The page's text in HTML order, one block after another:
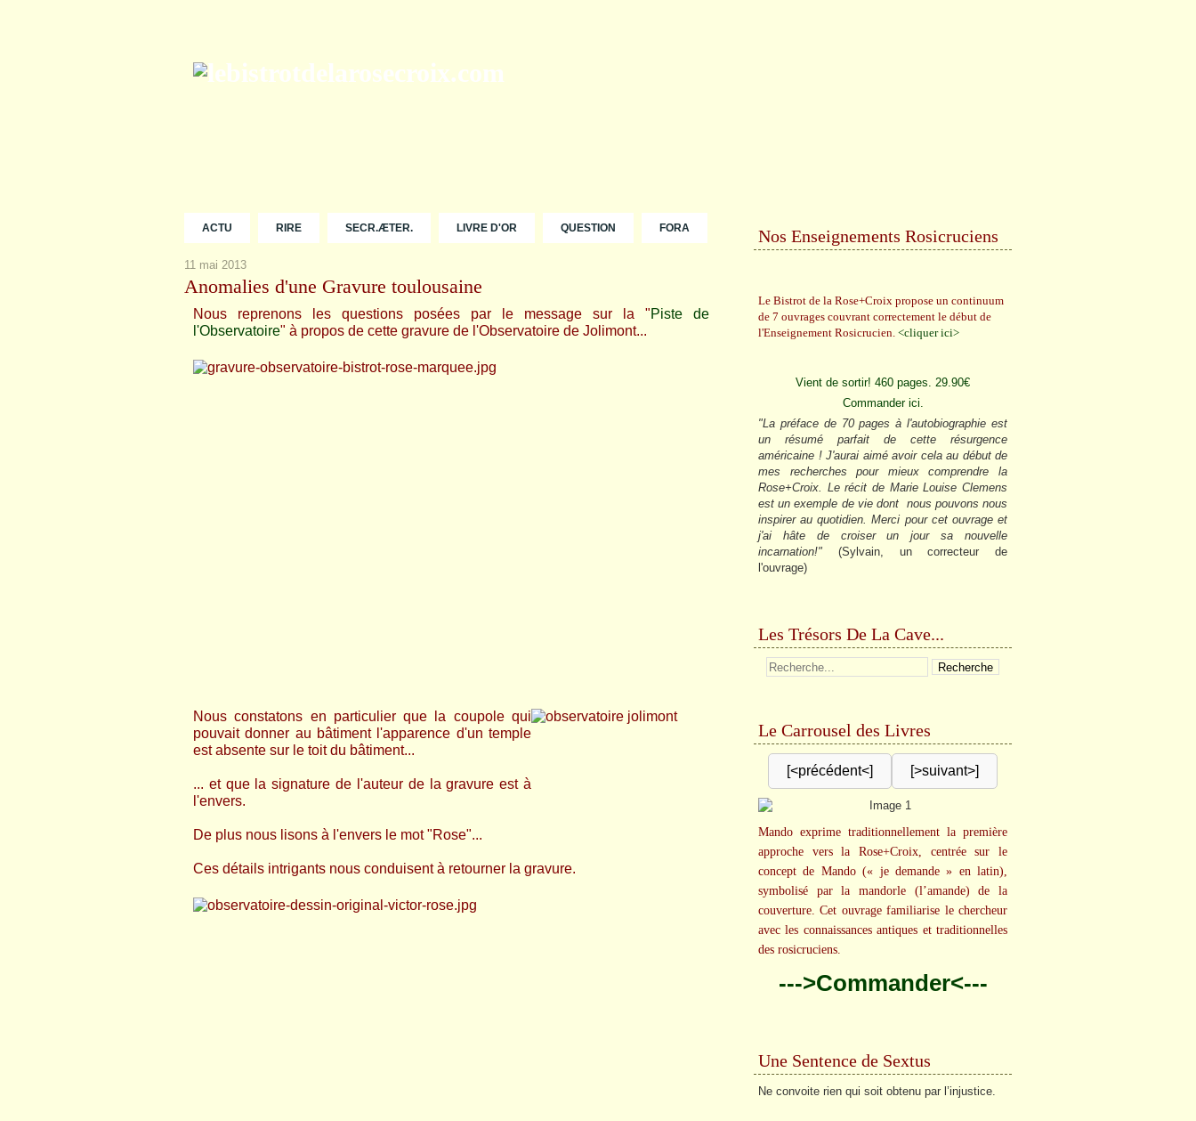
ACTU RIRE SECR.ÆTER. LIVRE D'OR QUESTION FORA
11 mai 2013
Anomalies d'une Gravure toulousaine
Nous reprenons les questions posées par le message sur la "Piste de
l'Observatoire" à propos de cette gravure de l'Observatoire de Jolimont...
Nous constatons en particulier que la coupole qui
pouvait donner au bâtiment l'apparence d'un temple
est absente sur le toit du bâtiment...
... et que la signature de l'auteur de la gravure est à
l'envers.
De plus nous lisons à l'envers le mot "Rose"...
Ces détails intrigants nous conduisent à retourner la gravure.
Nos Enseignements Rosicruciens
Le Bistrot de la Rose+Croix propose un continuum
de 7 ouvrages couvrant correctement le début de
l'Enseignement Rosicrucien. <cliquer ici>
Vient de sortir! 460 pages. 29.90€
Commander ici.
"La préface de 70 pages à l'autobiographie est
un résumé parfait de cette résurgence
américaine ! J'aurai aimé avoir cela au début de
mes recherches pour mieux comprendre la
Rose+Croix. Le récit de Marie Louise Clemens
est un exemple de vie dont nous pouvons nous
inspirer au quotidien. Merci pour cet ouvrage et
j'ai hâte de croiser un jour sa nouvelle
incarnation!" (Sylvain, un correcteur de
l'ouvrage)
Les Trésors De La Cave...
Le Carrousel des Livres
[<précédent<] [>suivant>]
Mando exprime traditionnellement la première
approche vers la Rose+Croix, centrée sur le
concept de Mando (« je demande » en latin),
symbolisé par la mandorle (l’amande) de la
couverture. Cet ouvrage familiarise le chercheur
avec les connaissances antiques et traditionnelles
des rosicruciens.
--->Commander<---
Une Sentence de Sextus
Ne convoite rien qui soit obtenu par l’injustice.